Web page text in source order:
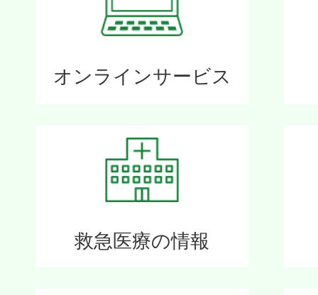
オンラインサービス
救急医療の情報